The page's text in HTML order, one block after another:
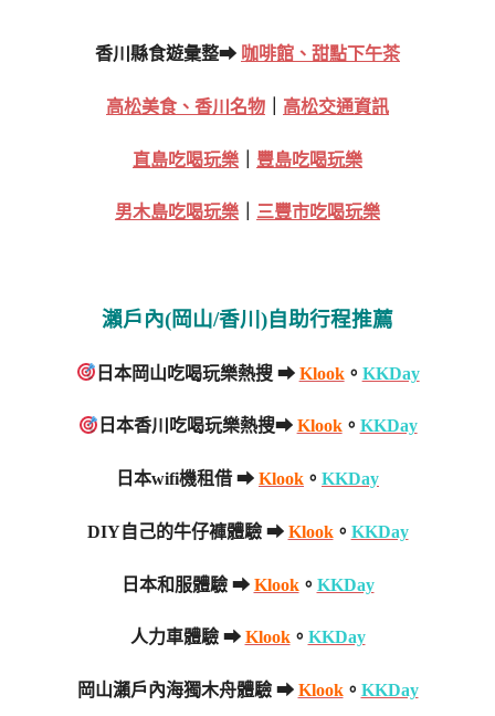
香川縣食遊彙整➡ 咖啡館、甜點下午茶
高松美食、香川名物 高松交通資訊
直島吃喝玩樂 豐島吃喝玩樂
男木島吃喝玩樂 三豐市吃喝玩樂
瀨戶內(岡山/香川)自助行程推薦
日本岡山吃喝玩樂熱搜 ➡ Klook。 KKDay
日本香川吃喝玩樂熱搜➡ Klook。 KKDay
日本wifi機租借 ➡ Klook 。 KKDay
DIY自己的牛仔褲體驗 ➡ Klook。 KKDay
日本和服體驗 ➡ Klook。 KKDay
人力車體驗 ➡ Klook。 KKDay
岡山瀨戶內海獨木舟體驗 ➡ Klook。 KKDay